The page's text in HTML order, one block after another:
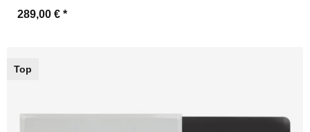
289,00 € *
Top